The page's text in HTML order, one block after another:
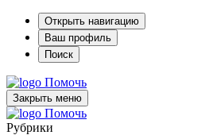
Открыть навигацию
Ваш профиль
Поиск
Помочь
Закрыть меню
Помочь
Рубрики